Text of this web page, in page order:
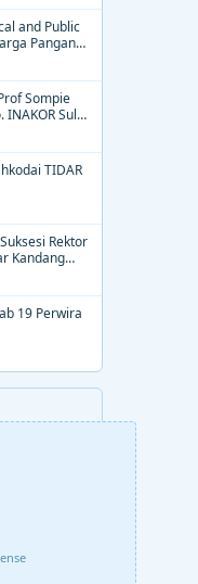
and Public
Pangan
Santoso
Sompie
Sulut
Bongkar
TIDAR
Rektor
Kandang
19 Perwira